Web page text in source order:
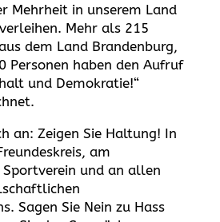
Mehrheit in unserem Land
Mehr als 215
dem Land Brandenburg,
Personen haben den Aufruf
und Demokratie!“
an: Zeigen Sie Haltung! In
am
und an allen
Sagen Sie Nein zu Hass